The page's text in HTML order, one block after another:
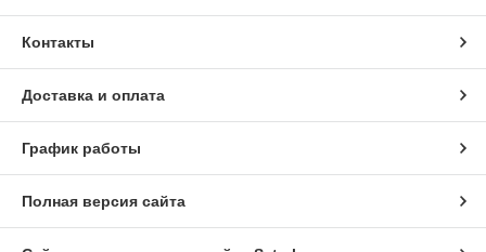
Контакты
Доставка и оплата
График работы
Полная версия сайта